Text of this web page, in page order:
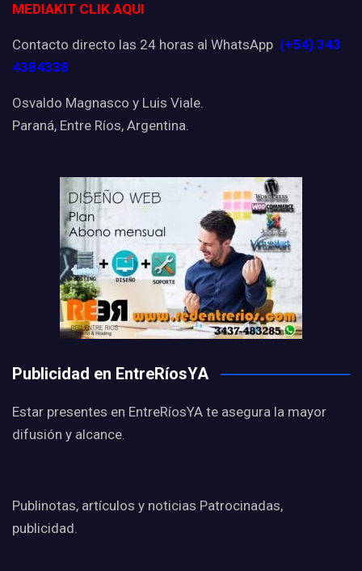
MEDIAKIT CLIK AQUI
Contacto directo las 24 horas al WhatsApp (+54) 343
4384338
Osvaldo Magnasco y Luis Viale.
Paraná, Entre Ríos, Argentina.
Publicidad en EntreRíosYA
Estar presentes en EntreRíosYA te asegura la mayor
difusión y alcance.
Publinotas, artículos y noticias Patrocinadas,
publicidad.